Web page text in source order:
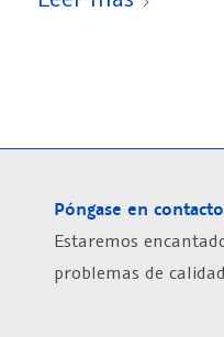
Póngase en
Estaremos
problemas de